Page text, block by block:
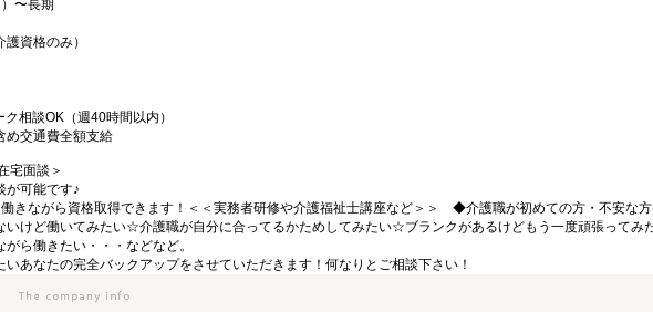
〜長期
資格のみ）
相談OK（週40時間以内）
交通費全額支給
宅面談＞
が可能です♪
きながら資格取得できます！＜＜実務者研修や介護福祉士講座など＞＞ ◆介護職が初めての方・不安な
いけど働いてみたい☆介護職が自分に合ってるかためしてみたい☆ブランクがあるけどもう一度頑張ってみ
ら働きたい・・・などなど。
いあなたの完全バックアップをさせていただきます！何なりとご相談下さい！